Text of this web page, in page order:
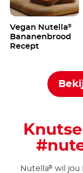
Vegan Nutella®
Bananenbrood
Recept
Nutella® wil jou